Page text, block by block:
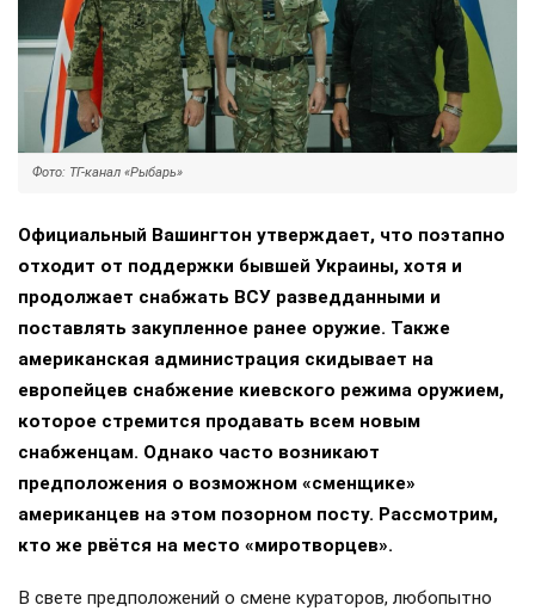
Фото: ТГ-канал «Рыбарь»
Официальный Вашингтон утверждает, что поэтапно
отходит от поддержки бывшей Украины, хотя и
продолжает снабжать ВСУ разведданными и
поставлять закупленное ранее оружие. Также
американская администрация скидывает на
европейцев снабжение киевского режима оружием,
которое стремится продавать всем новым
снабженцам. Однако часто возникают
предположения о возможном «сменщике»
американцев на этом позорном посту. Рассмотрим,
кто же рвётся на место «миротворцев».
В свете предположений о смене кураторов, любопытно